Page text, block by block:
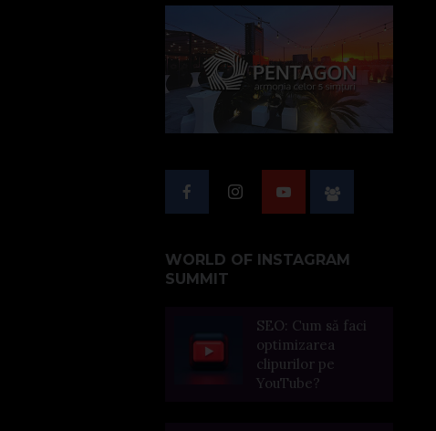
WORLD OF INSTAGRAM
SUMMIT
SEO: Cum să faci
optimizarea
clipurilor pe
YouTube?